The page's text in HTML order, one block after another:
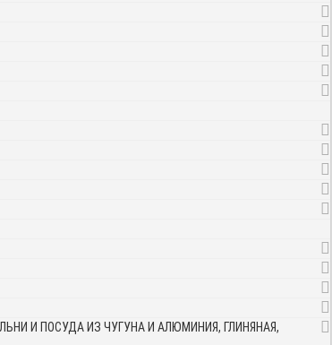
И ПОСУДА ИЗ ЧУГУНА И АЛЮМИНИЯ, ГЛИНЯНАЯ,